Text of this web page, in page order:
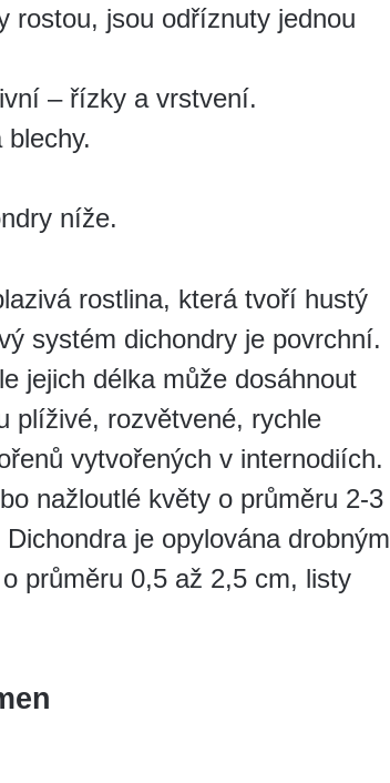
rostou, jsou odříznuty jednou
– řízky a vrstvení.
níže.
rostlina, která tvoří hustý
systém dichondry je povrchní.
jejich délka může dosáhnout
plíživé, rozvětvené, rychle
vytvořených v internodiích.
nažloutlé květy o průměru 2-3
je opylována drobným
průměru 0,5 až 2,5 cm, listy